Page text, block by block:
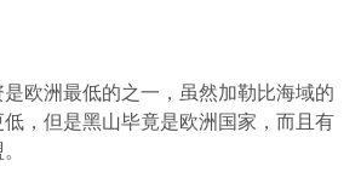
欧洲最低的之一，虽然加勒比海域的
，但是黑山毕竟是欧洲国家，而且有